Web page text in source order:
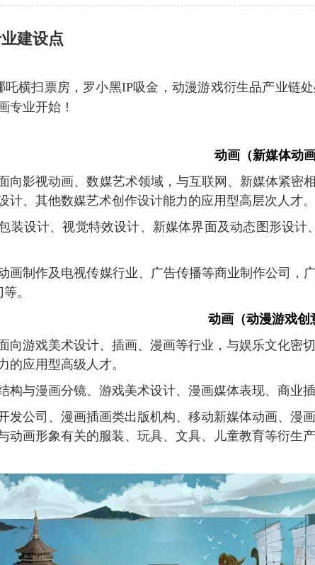
建设点
吒横扫票房，罗小黑IP吸金，动漫游戏衍生品产业链
专业开始！
动画（新媒体动
向影视动画、数媒艺术领域，与互联网、新媒体紧密
计、其他数媒艺术创作设计能力的应用型高层次人才。
装设计、视觉特效设计、新媒体界面及动态图形设计
画制作及电视传媒行业、广告传播等商业制作公司，
。
动画（动漫游戏创
向游戏美术设计、插画、漫画等行业，与娱乐文化密
的应用型高级人才。
构与漫画分镜、游戏美术设计、漫画媒体表现、商业
发公司、漫画插画类出版机构、移动新媒体动画、漫
动画形象有关的服装、玩具、文具、儿童教育等衍生产